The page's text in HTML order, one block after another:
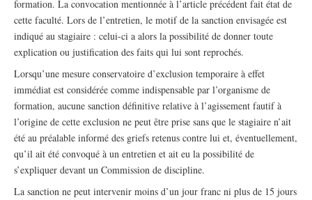
formation. La convocation mentionnée à l’article précédent fait état de
cette faculté. Lors de l’entretien, le motif de la sanction envisagée est
indiqué au stagiaire : celui-ci a alors la possibilité de donner toute
explication ou justification des faits qui lui sont reprochés.
Lorsqu’une mesure conservatoire d’exclusion temporaire à effet
immédiat est considérée comme indispensable par l’organisme de
formation, aucune sanction définitive relative à l’agissement fautif à
l’origine de cette exclusion ne peut être prise sans que le stagiaire n’ait
été au préalable informé des griefs retenus contre lui et, éventuellement,
qu’il ait été convoqué à un entretien et ait eu la possibilité de
s’expliquer devant un Commission de discipline.
La sanction ne peut intervenir moins d’un jour franc ni plus de 15 jours